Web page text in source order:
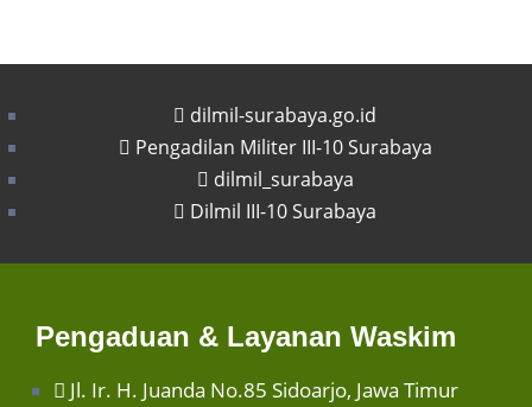
dilmil-surabaya.go.id
Pengadilan Militer III-10 Surabaya
dilmil_surabaya
Dilmil III-10 Surabaya
Pengaduan & Layanan Waskim
Jl. Ir. H. Juanda No.85 Sidoarjo, Jawa Timur